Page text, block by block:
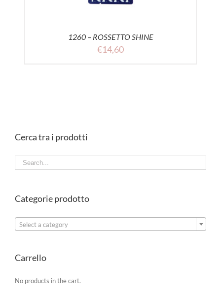
1260 – ROSSETTO SHINE
€14,60
Cerca tra i prodotti
Categorie prodotto
Select a category
Carrello
No products in the cart.